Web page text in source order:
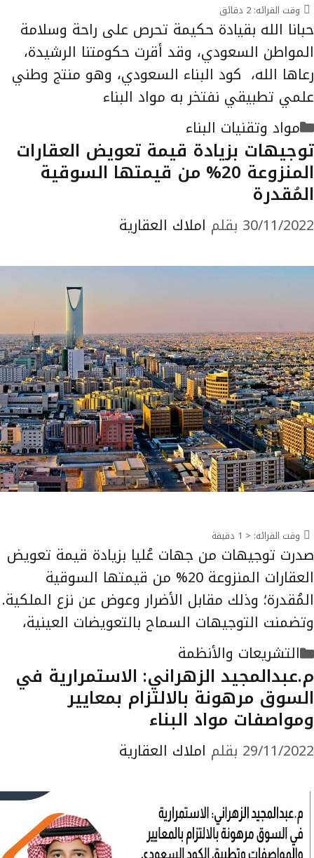
وقت القرائه: 2 دقائق
حبانا الله بقيادة حكيمة تحرص على راحة وسلامة
المواطن السعودي، وقد أقرت حكومتنا الرشيدة،
رعاها الله، كود البناء السعودي، وهو منتج وطني
علمي تطبيقي نفتخر به مواد البناء
التصنيفات
مواد وتقنيات البناء
توجيهات بزيادة قيمة تعويض العقارات
المنزوعة 20% من قيمتها السوقية
المُقدرة
30/11/2022 بقلم املاك العقارية
وقت القرائه: < 1 دقيقة
صدرت توجيهات من جهات عُليا بزيادة قيمة تعويض
العقارات المنزوعة 20% من قيمتها السوقية
المُقدرة؛ وذلك مقابل الأضرار وعوض عن نزع الملكية.
وتضمنت التوجيهات السماح بالتعويضات العينية،
التصنيفات
التشريعات والأنظمة
م.عبدالمجيد الزهراني: الاستمرارية في
السوق مرهونة بالالتزام بمعايير
ومواصفات مواد البناء
29/11/2022 بقلم املاك العقارية